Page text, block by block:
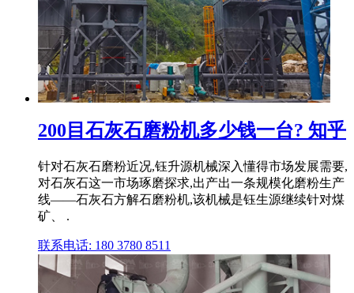
200目石灰石磨粉机多少钱一台? 知乎
针对石灰石磨粉近况,钰升源机械深入懂得市场发展需要,
对石灰石这一市场琢磨探求,出产出一条规模化磨粉生产
线——石灰石方解石磨粉机,该机械是钰生源继续针对煤
矿、 .
联系电话: 180 3780 8511